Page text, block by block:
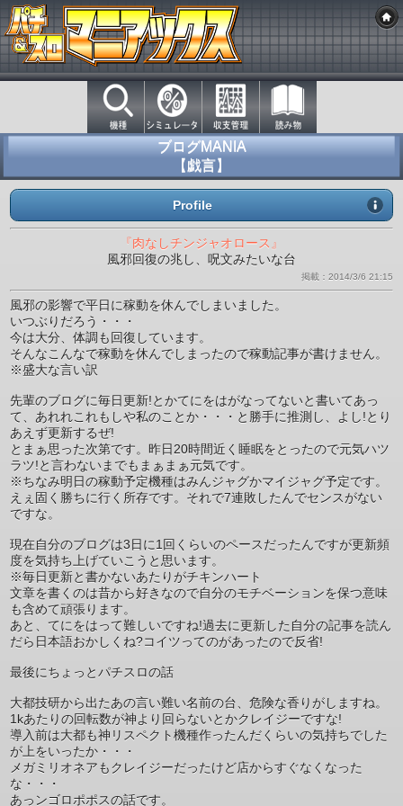
ブログMANIA
【戯言】
Profile
『肉なしチンジャオロース』
風邪回復の兆し、呪文みたいな台
掲載：2014/3/6 21:15
風邪の影響で平日に稼動を休んでしまいました。
いつぶりだろう・・・
今は大分、体調も回復しています。
そんなこんなで稼動を休んでしまったので稼動記事が書けません。
※盛大な言い訳
先輩のブログに毎日更新!とかてにをはがなってないと書いてあっ
て、あれれこれもしや私のことか・・・と勝手に推測し、よし!とり
あえず更新するぜ!
とまぁ思った次第です。昨日20時間近く睡眠をとったので元気ハツ
ラツ!と言わないまでもまぁまぁ元気です。
※ちなみ明日の稼動予定機種はみんジャグかマイジャグ予定です。
えぇ固く勝ちに行く所存です。それで7連敗したんでセンスがない
ですな。
現在自分のブログは3日に1回くらいのペースだったんですが更新頻
度を気持ち上げていこうと思います。
※毎日更新と書かないあたりがチキンハート
文章を書くのは昔から好きなので自分のモチベーションを保つ意味
も含めて頑張ります。
あと、てにをはって難しいですね!過去に更新した自分の記事を読ん
だら日本語おかしくね?コイツってのがあったので反省!
最後にちょっとパチスロの話
大都技研から出たあの言い難い名前の台、危険な香りがしますね。
1kあたりの回転数が神より回らないとかクレイジーですな!
導入前は大都も神リスペクト機種作ったんだくらいの気持ちでした
が上をいったか・・・
メガミリオネアもクレイジーだったけど店からすぐなくなった
な・・・
あっンゴロポポスの話です。